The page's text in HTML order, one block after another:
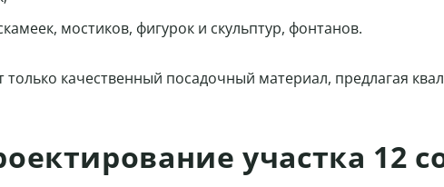
мостиков, фигурок и скульптур, фонтанов.
только качественный посадочный материал, предлагая
участка 12